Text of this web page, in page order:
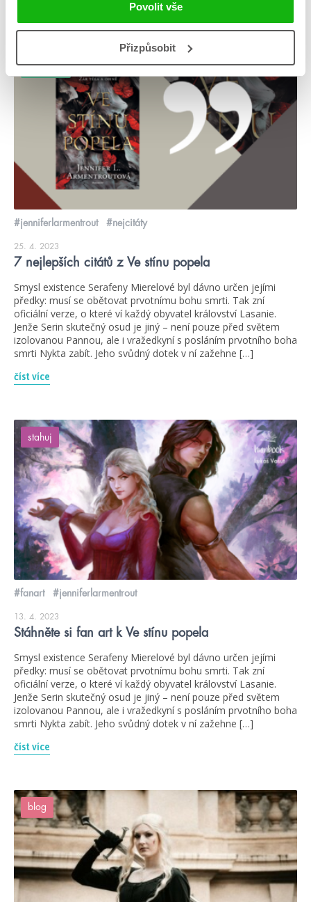
Povolit vše
Přizpůsobit
žebříčky
#jenniferlarmentrout #nejcitáty
25. 4. 2023
7 nejlepších citátů z Ve stínu popela
Smysl existence Serafeny Mierelové byl dávno určen jejími
předky: musí se obětovat prvotnímu bohu smrti. Tak zní
oficiální verze, o které ví každý obyvatel království Lasanie.
Jenže Serin skutečný osud je jiný – není pouze před světem
izolovanou Pannou, ale i vražedkyní s posláním prvotního boha
smrti Nykta zabít. Jeho svůdný dotek v ní zažehne […]
číst více
stahuj
#fanart #jenniferlarmentrout
13. 4. 2023
Stáhněte si fan art k Ve stínu popela
Smysl existence Serafeny Mierelové byl dávno určen jejími
předky: musí se obětovat prvotnímu bohu smrti. Tak zní
oficiální verze, o které ví každý obyvatel království Lasanie.
Jenže Serin skutečný osud je jiný – není pouze před světem
izolovanou Pannou, ale i vražedkyní s posláním prvotního boha
smrti Nykta zabít. Jeho svůdný dotek v ní zažehne […]
číst více
blog